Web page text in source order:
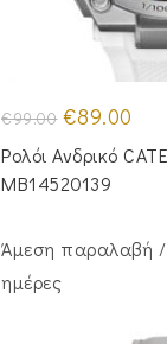
€99.00 Original
price
was:
€99.00.
€89.00
τιμή
Ρολόι Ανδρικό
MB14520139
Άμεση παραλαβή
ημέρες